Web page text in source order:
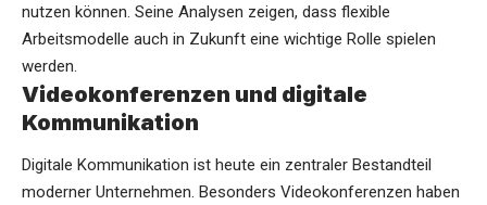
nutzen können. Seine Analysen zeigen, dass flexible
Arbeitsmodelle auch in Zukunft eine wichtige Rolle spielen
werden.
Videokonferenzen und digitale
Kommunikation
Digitale Kommunikation ist heute ein zentraler Bestandteil
moderner Unternehmen. Besonders Videokonferenzen haben